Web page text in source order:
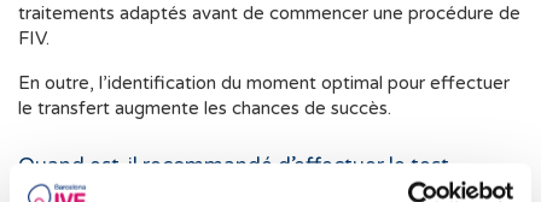
traitements adaptés avant de commencer une procédure de
FIV.
En outre, l’identification du moment optimal pour effectuer
le transfert augmente les chances de succès.
Quand est-il recommandé d’effectuer le test
EndomeTRIO ?